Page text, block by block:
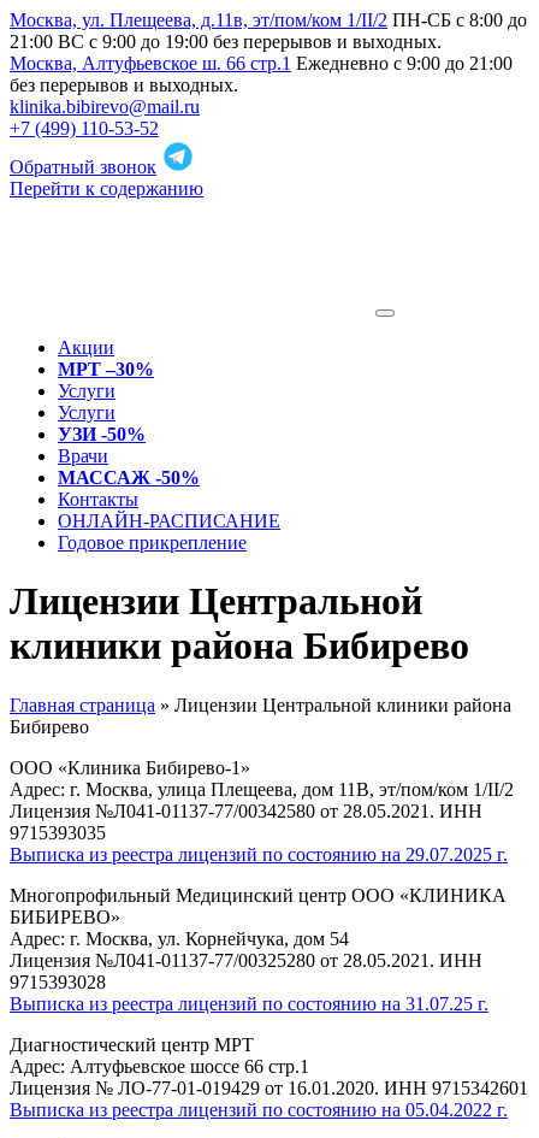
Москва, ул. Плещеева, д.11в, эт/пом/ком 1/II/2 ПН-СБ с 8:00 до
21:00 ВС с 9:00 до 19:00 без перерывов и выходных.
Москва, Алтуфьевское ш. 66 стр.1 Ежедневно с 9:00 до 21:00
без перерывов и выходных.
klinika.bibirevo@mail.ru
+7 (499) 110-53-52
Обратный звонок
Перейти к содержанию
Акции
МРТ –30%
Услуги
Услуги
УЗИ -50%
Врачи
МАССАЖ -50%
Контакты
ОНЛАЙН-РАСПИСАНИЕ
Годовое прикрепление
Лицензии Центральной
клиники района Бибирево
Главная страница » Лицензии Центральной клиники района
Бибирево
ООО «Клиника Бибирево-1»
Адрес: г. Москва, улица Плещеева, дом 11В, эт/пом/ком 1/II/2
Лицензия №Л041-01137-77/00342580 от 28.05.2021. ИНН
9715393035
Выписка из реестра лицензий по состоянию на 29.07.2025 г.
Многопрофильный Медицинский центр ООО «КЛИНИКА
БИБИРЕВО»
Адрес: г. Москва, ул. Корнейчука, дом 54
Лицензия №Л041-01137-77/00325280 от 28.05.2021. ИНН
9715393028
Выписка из реестра лицензий по состоянию на 31.07.25 г.
Диагностический центр МРТ
Адрес: Алтуфьевское шоссе 66 стр.1
Лицензия № ЛО-77-01-019429 от 16.01.2020. ИНН 9715342601
Выписка из реестра лицензий по состоянию на 05.04.2022 г.